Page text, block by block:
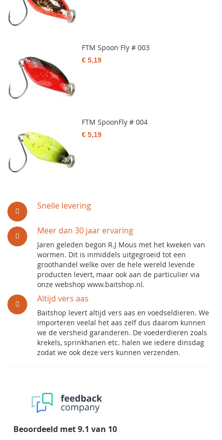
Snelle levering
Meer dan 30 jaar ervaring
Jaren geleden begon R.J Mous met het kweken van
wormen. Dit is inmiddels uitgegroeid tot een
groothandel welke over de hele wereld levende
producten levert, maar ook aan de particulier via
onze webshop www.baitshop.nl.
Altijd vers aas
Baitshop levert altijd vers aas en voedseldieren. We
importeren veelal het aas zelf dus daarom kunnen
we de versheid garanderen. De voederdieren zoals
krekels, sprinkhanen etc. halen we iedere dinsdag
zodat we ook deze vers kunnen verzenden.
Beoordeeld met9.1 van 10
FTM Spoon Fly # 003
€ 5,19
FTM SpoonFly # 004
€ 5,19